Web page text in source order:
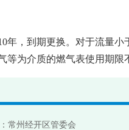
年，到期更换。对于流量
为介质的燃气表使用期限
常州经开区管委会